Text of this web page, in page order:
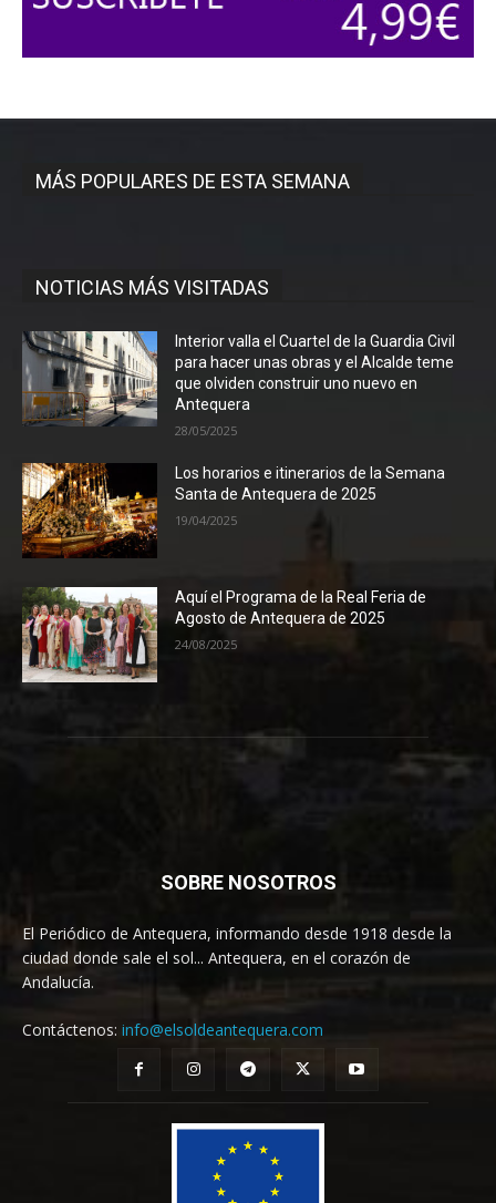
MÁS POPULARES DE ESTA SEMANA
NOTICIAS MÁS VISITADAS
Interior valla el Cuartel de la Guardia Civil
para hacer unas obras y el Alcalde teme
que olviden construir uno nuevo en
Antequera
28/05/2025
Los horarios e itinerarios de la Semana
Santa de Antequera de 2025
19/04/2025
Aquí el Programa de la Real Feria de
Agosto de Antequera de 2025
24/08/2025
SOBRE NOSOTROS
El Periódico de Antequera, informando desde 1918 desde la
ciudad donde sale el sol... Antequera, en el corazón de
Andalucía.
Contáctenos: info@elsoldeantequera.com